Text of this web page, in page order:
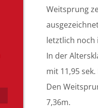
Weitsprung
letztlich noch
In der
mit 11,95
Den
7,36m.